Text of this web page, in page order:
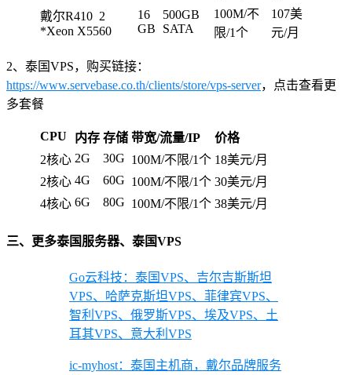
戴尔R410 2
*Xeon X5560
16
GB
500GB
SATA
100M/不
限/1个
107美
元/月
2、泰国VPS，购买链接：
https://www.servebase.co.th/clients/store/vps-server，点击查看更
多套餐
CPU 内存 存储 带宽/流量/IP
价格
2核心 2G 30G 100M/不限/1个 18美元/月
2核心 4G 60G 100M/不限/1个 30美元/月
4核心 6G 80G 100M/不限/1个 38美元/月
三、更多泰国服务器、泰国VPS
Go云科技：泰国VPS、吉尔吉斯斯坦
VPS、哈萨克斯坦VPS、菲律宾VPS、
智利VPS、俄罗斯VPS、埃及VPS、土
耳其VPS、意大利VPS
ic-myhost：泰国主机商，戴尔品牌服务